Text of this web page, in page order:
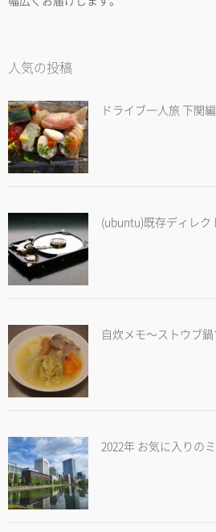
人気の投稿
ドライブ一人旅 下関
(ubuntu)既存ディレク
自炊メモ～ストウブ鍋
2022年 お気に入りの